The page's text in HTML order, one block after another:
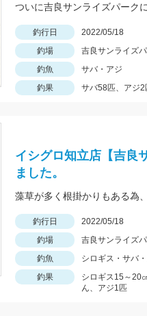
釣行日 2022/05/18
釣場
吉良サンライズ
釣魚
サバ・アジ
釣果
サバ58匹、アジ2
イシグロ知立店【吉良
ました。
釣行日 2022/05/18
釣場
吉良サンライズ
釣魚
シロギス・サバ
釣果
シロギス15～20
ん、アジ1匹